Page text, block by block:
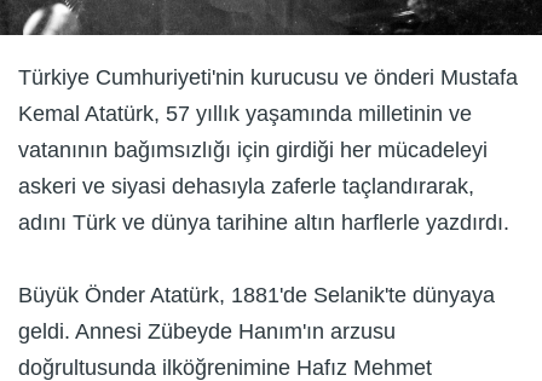
Türkiye Cumhuriyeti'nin kurucusu ve önderi Mustafa
Kemal Atatürk, 57 yıllık yaşamında milletinin ve
vatanının bağımsızlığı için girdiği her mücadeleyi
askeri ve siyasi dehasıyla zaferle taçlandırarak,
adını Türk ve dünya tarihine altın harflerle yazdırdı.
Büyük Önder Atatürk, 1881'de Selanik'te dünyaya
geldi. Annesi Zübeyde Hanım'ın arzusu
doğrultusunda ilköğrenimine Hafız Mehmet